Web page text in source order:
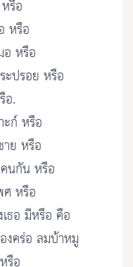
รือ
หรือ
อ หรือ
ะปรอย หรือ
อ.
ก์ หรือ
ย หรือ
นกัน หรือ
หรือ
ธอ มีหรือ คือ
งคร่อ ลมบ้าหมู